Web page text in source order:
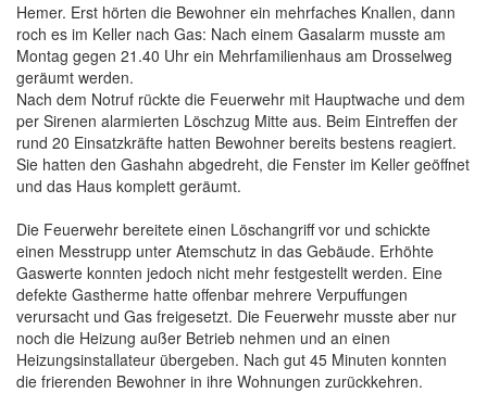
Hemer. Erst hörten die Bewohner ein mehrfaches Knallen, dann
roch es im Keller nach Gas: Nach einem Gasalarm musste am
Montag gegen 21.40 Uhr ein Mehrfamilienhaus am Drosselweg
geräumt werden.
Nach dem Notruf rückte die Feuerwehr mit Hauptwache und dem
per Sirenen alarmierten Löschzug Mitte aus. Beim Eintreffen der
rund 20 Einsatzkräfte hatten Bewohner bereits bestens reagiert.
Sie hatten den Gashahn abgedreht, die Fenster im Keller geöffnet
und das Haus komplett geräumt.
Die Feuerwehr bereitete einen Löschangriff vor und schickte
einen Messtrupp unter Atemschutz in das Gebäude. Erhöhte
Gaswerte konnten jedoch nicht mehr festgestellt werden. Eine
defekte Gastherme hatte offenbar mehrere Verpuffungen
verursacht und Gas freigesetzt. Die Feuerwehr musste aber nur
noch die Heizung außer Betrieb nehmen und an einen
Heizungsinstallateur übergeben. Nach gut 45 Minuten konnten
die frierenden Bewohner in ihre Wohnungen zurückkehren.